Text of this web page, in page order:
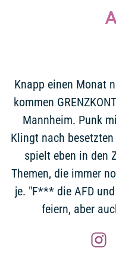
Knapp einen Monat
kommen
Mannheim. Punk
Klingt nach
spielt eben in den
Themen, die immer
je. "F*** die AFD
feiern, aber